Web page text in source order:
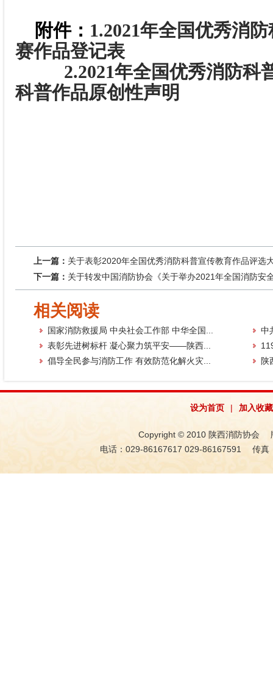
附件： 1.2021年全国优秀消
赛作品登记表
2.2021年全国优秀消防科
科普作品原创性声明
上一篇： 关于表彰2020年全国优秀消防科普宣传教育作品评选
下一篇： 关于转发中国消防协会《关于举办2021年全国消防安
相关阅读
国家消防救援局 中央社会工作部 中华全国...
中
表彰先进树标杆 凝心聚力筑平安——陕西...
倡导全民参与消防工作 有效防范化解火灾...
陕
设为首页 | 加入收藏
Copyright © 2010 陕西消防协会
电话：029-86167617 029-86167591 传